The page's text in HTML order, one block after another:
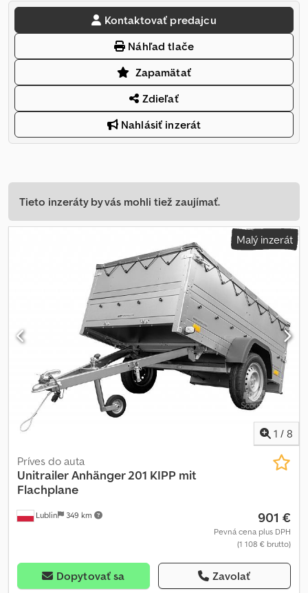
Kontaktovať predajcu
Náhľad tlače
Zapamätať
Zdieľať
Nahlásiť inzerát
Tieto inzeráty by vás mohli tiež zaujímať.
Malý inzerát
1 / 8
Lublin 349 km
Príves do auta
UnitrailerAnhänger 201 KIPP mit
Flachplane
901 €
Pevná cena plus DPH
(1 108 € brutto)
Dopytovať sa Zavolať